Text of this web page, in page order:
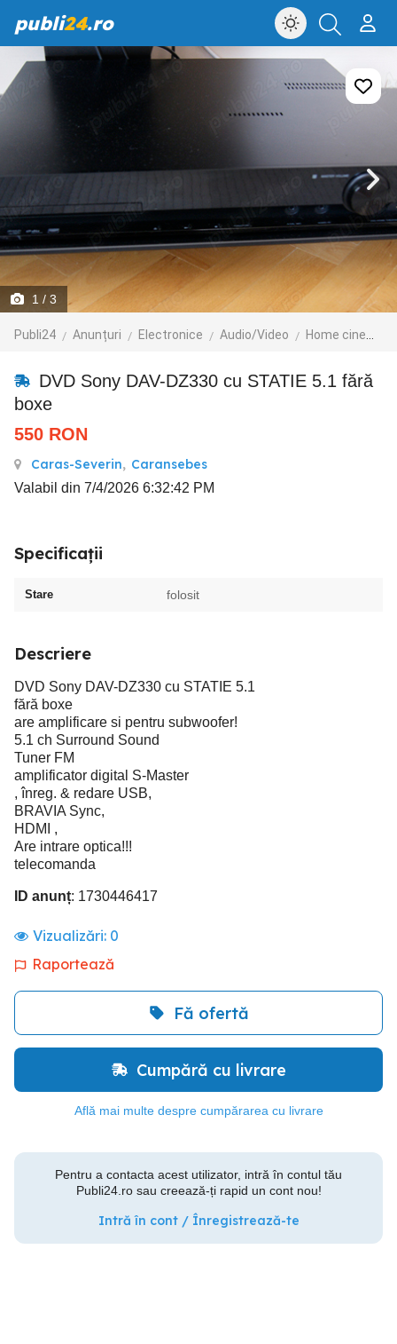
publi24.ro
1 / 3
Publi24 Anunțuri Electronice Audio/Video Home cinema
DVD Sony DAV-DZ330 cu STATIE 5.1 fără
boxe
550 RON
Caras-Severin, Caransebes
Valabil din 7/4/2026 6:32:42 PM
Specificații
Stare folosit
Descriere
DVD Sony DAV-DZ330 cu STATIE 5.1
fără boxe
are amplificare si pentru subwoofer!
5.1 ch Surround Sound
Tuner FM
amplificator digital S-Master
, înreg. & redare USB,
BRAVIA Sync,
HDMI ,
Are intrare optica!!!
telecomanda
ID anunț: 1730446417
Vizualizări: 0
Raportează
Fă ofertă
Cumpără cu livrare
Află mai multe despre cumpărarea cu livrare
Pentru a contacta acest utilizator, intră în contul tău
Publi24.ro sau creează-ți rapid un cont nou!
Intră în cont / Înregistrează-te